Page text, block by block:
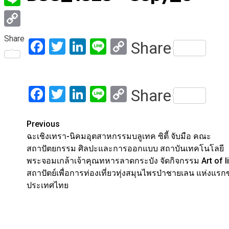
Facebook
Twitter
LinkedIn
LineCopy
Share
Facebook
Twitter
LinkedIn
LineCopy
Share
Post
navigation
Previous
ฉะเชิงเทรา-นิคมอุตสาหกรรมบลูเทค ซิตี้ จับมือ คณะ
สถาปัตยกรรม ศิลปะและการออกแบบ สถาบันเทคโนโลยี
พระจอมเกล้าเจ้าคุณทหารลาดกระบัง จัดกิจกรรม Art of
สถาปัตย์เพื่อการท่องเที่ยวทุ่งสมุนไพรป่าชายเลน แห่งแรก
ประเทศไทย
Line
Copy
Link
Share